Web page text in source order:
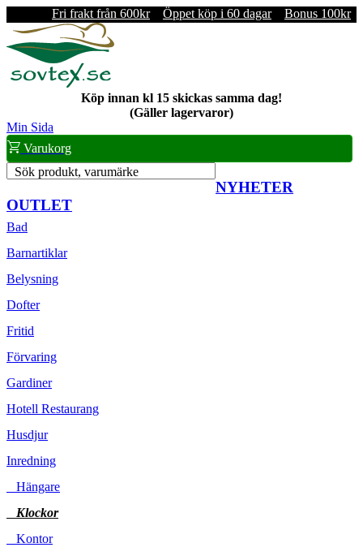
Fri frakt från 600kr Öppet köp i 60 dagar Bonus 100kr
Köp innan kl 15 skickas samma dag!
(Gäller lagervaror)
Min Sida
Varukorg
Sök produkt, varumärke
NYHETER
OUTLET
Bad
Barnartiklar
Belysning
Dofter
Fritid
Förvaring
Gardiner
Hotell Restaurang
Husdjur
Inredning
Hängare
Klockor
Kontor